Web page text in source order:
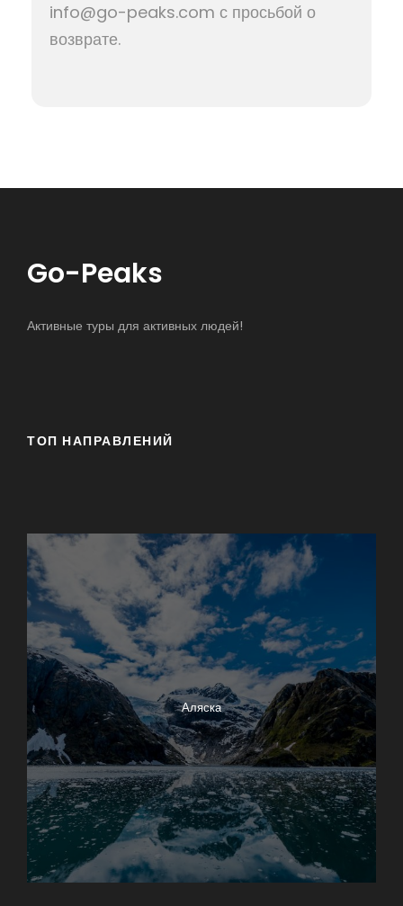
info@go-peaks.com с просьбой о
возврате.
Go-Peaks
Активные туры для активных людей!
ТОП НАПРАВЛЕНИЙ
Аляска